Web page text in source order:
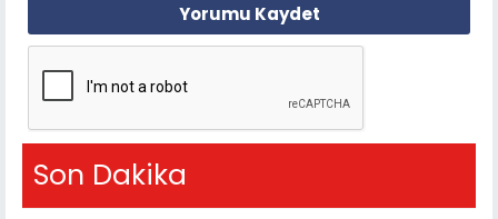
Yorumu Kaydet
Son Dakika